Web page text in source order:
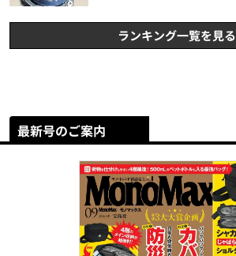
ランキング一覧を見る
最新号のご案内